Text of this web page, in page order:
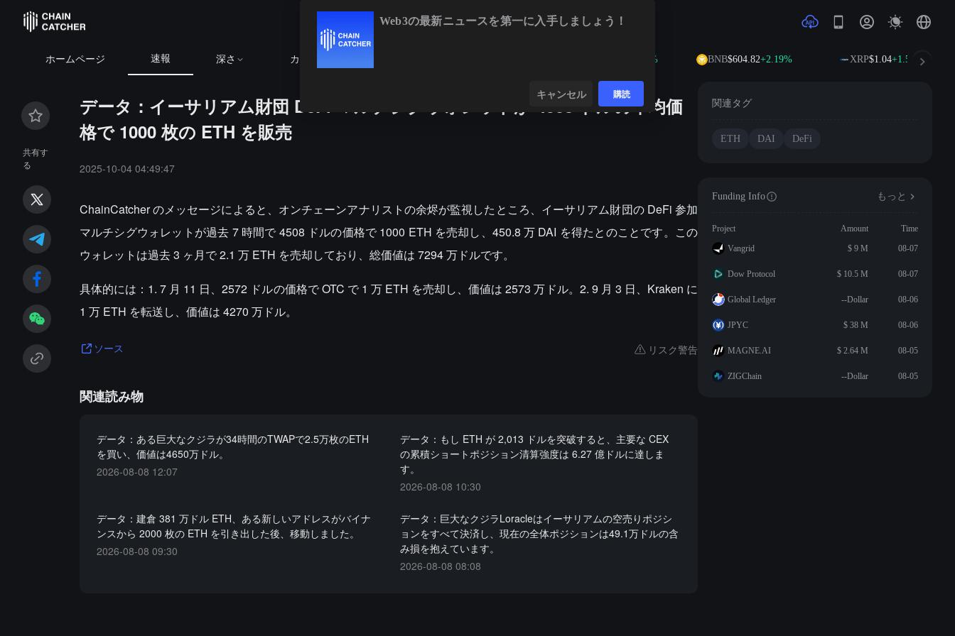
ホームページ 速報 深さ カレンダー BNB$604.82+2.19% XRP$1.04+1.51%
共有す
る
データ：イーサリアム財団 DeFi マルチシグウォレットが 4508 ドルの平均価
格で 1000 枚の ETH を販売
2025-10-04 04:49:47
ChainCatcher のメッセージによると、オンチェーンアナリストの余烬が監視したところ、イーサリアム財団の DeFi 参加
マルチシグウォレットが過去 7 時間で 4508 ドルの価格で 1000 ETH を売却し、450.8 万 DAI を得たとのことです。この
ウォレットは過去 3 ヶ月で 2.1 万 ETH を売却しており、総価値は 7294 万ドルです。
具体的には：1. 7 月 11 日、2572 ドルの価格で OTC で 1 万 ETH を売却し、価値は 2573 万ドル。2. 9 月 3 日、Kraken に
1 万 ETH を転送し、価値は 4270 万ドル。
ソース リスク警告
関連読み物
データ：ある巨大なクジラが34時間のTWAPで2.5万枚のETH
を買い、価値は4650万ドル。
2026-08-08 12:07
データ：もし ETH が 2,013 ドルを突破すると、主要な CEX
の累積ショートポジション清算強度は 6.27 億ドルに達しま
す。
2026-08-08 10:30
データ：建倉 381 万ドル ETH、ある新しいアドレスがバイナ
ンスから 2000 枚の ETH を引き出した後、移動しました。
2026-08-08 09:30
データ：巨大なクジラLoracleはイーサリアムの空売りポジシ
ョンをすべて決済し、現在の全体ポジションは49.1万ドルの含
み損を抱えています。
2026-08-08 08:08
関連タグ
ETH DAI DeFi
Funding Info もっと
Project Amount
Time
Vangrid
$ 9 M 08-07
Dow Protocol $ 10.5 M 08-07
Global Ledger --Dollar 08-06
JPYC $ 38 M 08-06
MAGNE.AI $ 2.64 M 08-05
ZIGChain --Dollar 08-05
Web3の最新ニュースを第一に入手しましょう！
キャンセル 購読